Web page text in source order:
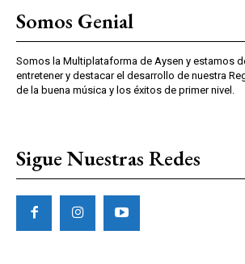
Somos Genial
Somos la Multiplataforma de Aysen y estamos
entretener y destacar el desarrollo de nuestra
de la buena música y los éxitos de primer nivel.
Sigue Nuestras Redes